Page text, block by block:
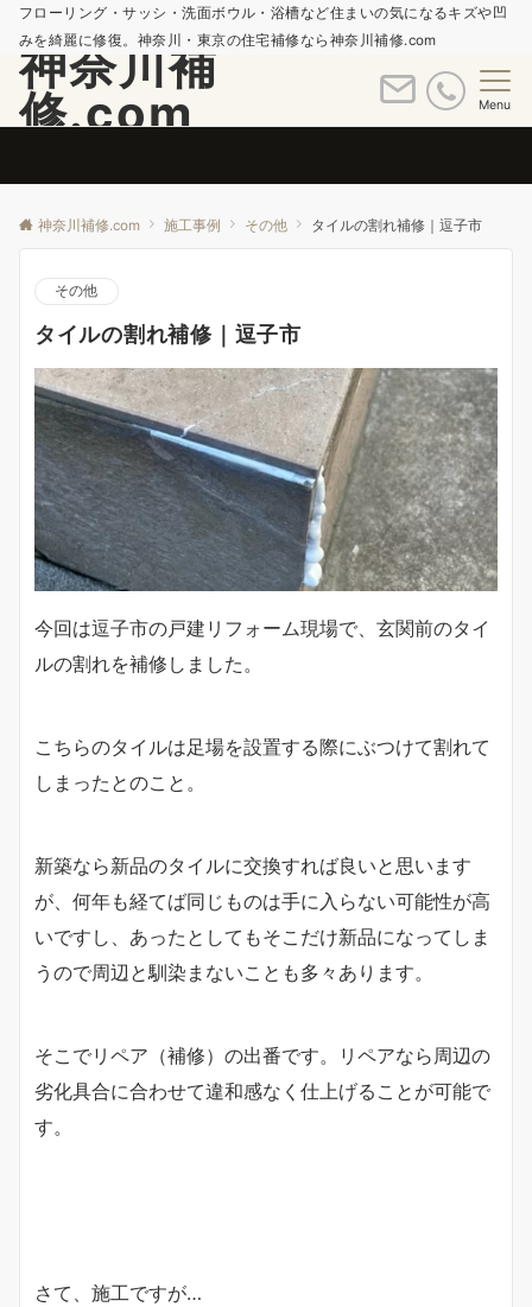
フローリング・サッシ・洗面ボウル・浴槽など住まいの気になるキズや凹
みを綺麗に修復。神奈川・東京の住宅補修なら神奈川補修.com
神奈川補
修.com
Menu
神奈川補修.com 施工事例 その他 タイルの割れ補修｜逗子市
その他
タイルの割れ補修｜逗子市
今回は逗子市の戸建リフォーム現場で、玄関前のタイ
ルの割れを補修しました。
こちらのタイルは足場を設置する際にぶつけて割れて
しまったとのこと。
新築なら新品のタイルに交換すれば良いと思います
が、何年も経てば同じものは手に入らない可能性が高
いですし、あったとしてもそこだけ新品になってしま
うので周辺と馴染まないことも多々あります。
そこでリペア（補修）の出番です。リペアなら周辺の
劣化具合に合わせて違和感なく仕上げることが可能で
す。
さて、施工ですが…